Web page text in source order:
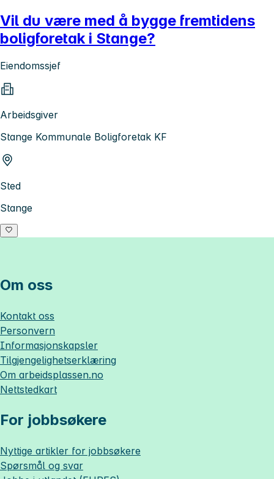
Vil du være med å bygge fremtidens
boligforetak i Stange?
Eiendomssjef
Arbeidsgiver
Stange Kommunale Boligforetak KF
Sted
Stange
Om oss
Kontakt oss
Personvern
Informasjonskapsler
Tilgjengelighetserklæring
Om arbeidsplassen.no
Nettstedkart
For jobbsøkere
Nyttige artikler for jobbsøkere
Spørsmål og svar